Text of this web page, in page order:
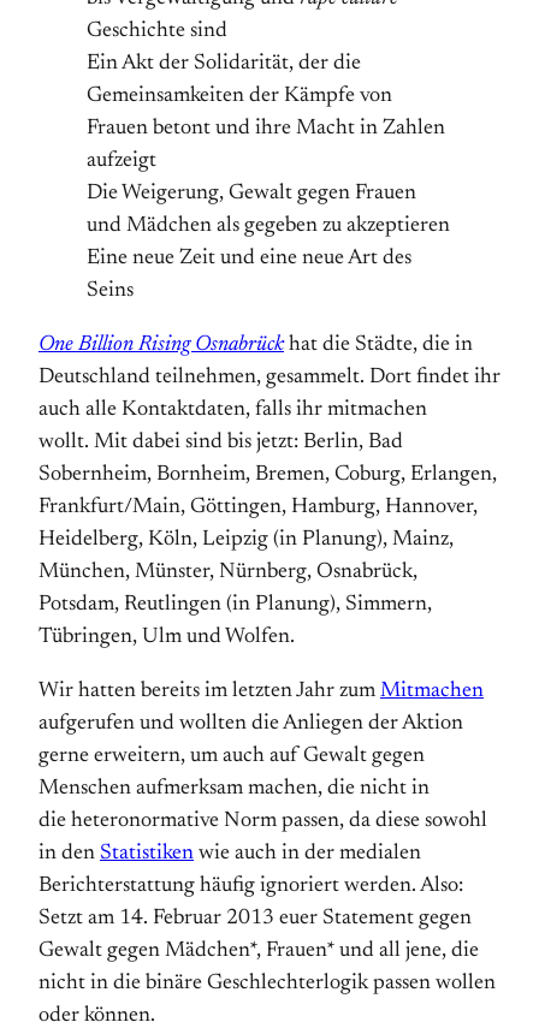
Geschichte sind
Ein Akt der Solidarität, der die
Gemeinsamkeiten der Kämpfe von
Frauen betont und ihre Macht in Zahlen
aufzeigt
Die Weigerung, Gewalt gegen Frauen
und Mädchen als gegeben zu akzeptieren
Eine neue Zeit und eine neue Art des
Seins
One Billion Rising Osnabrückhat die Städte, die in
Deutschland teilnehmen, gesammelt. Dort findet ihr
auch alle Kontaktdaten, falls ihr mitmachen
wollt. Mit dabei sind bis jetzt: Berlin, Bad
Sobernheim, Bornheim, Bremen, Coburg, Erlangen,
Frankfurt/Main, Göttingen, Hamburg, Hannover,
Heidelberg, Köln, Leipzig (in Planung), Mainz,
München, Münster, Nürnberg, Osnabrück,
Potsdam, Reutlingen (in Planung), Simmern,
Tübringen, Ulm und Wolfen.
Wir hatten bereits im letzten Jahr zum Mitmachen
aufgerufen und wollten die Anliegen der Aktion
gerne erweitern, um auch auf Gewalt gegen
Menschen aufmerksam machen, die nicht in
die heteronormative Norm passen, da diese sowohl
in den Statistiken wie auch in der medialen
Berichterstattung häufig ignoriert werden. Also:
Setzt am 14. Februar 2013 euer Statement gegen
Gewalt gegen Mädchen*, Frauen* und all jene, die
nicht in die binäre Geschlechterlogik passen wollen
oder können.